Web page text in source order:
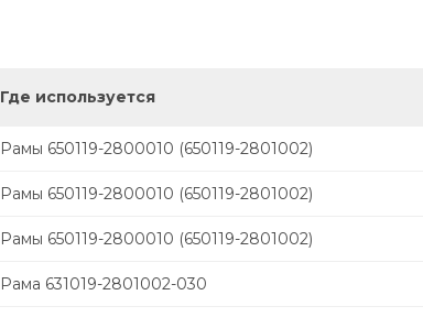
Где используется
Рамы 650119-2800010 (650119-2801002)
Рамы 650119-2800010 (650119-2801002)
Рамы 650119-2800010 (650119-2801002)
Рама 631019-2801002-030